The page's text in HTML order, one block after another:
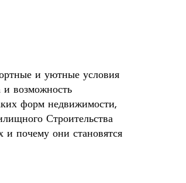
и уютные условия
и возможность
форм недвижимости,
Строительства
почему они становятся